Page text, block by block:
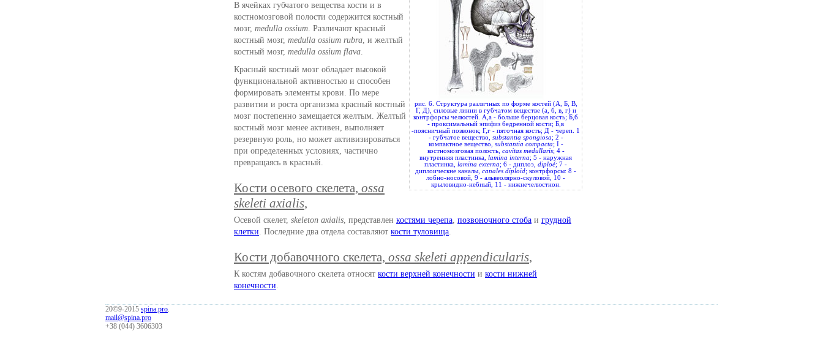
рис. 6. Структура различных по форме костей (А, Б, В,
Г, Д), силовые линии в губчатом веществе (а, б, в, г) и
контрфорсы челюстей. А,а - больше берцовая кость; Б,б
- проксимальный эпифиз бедренной кости; Б,в
-поясничный позвонок; Г,г - пяточная кость; Д - череп. 1
- губчатое вещество, substantia spongiosa; 2 -
компактное вещество, substantia compacta; I -
костномозговая полость, cavitas medullaris; 4 -
внутренняя пластинка, lamina interna; 5 - наружная
пластинка, lamina externa; 6 - диплоэ, diploé; 7 -
диплоическне каналы, canales diploid; контрфорсы: 8 -
лобно-носовой, 9 - альвеолярно-скуловой, 10 -
крыловидно-небиый, 11 - нижнечелюстнон.
В ячейках губчатого вещества кости и в
костномозговой полости содержится костный
мозг, medulla ossium. Различают красный
костный мозг, medulla ossium rubra, и желтый
костный мозг, medulla ossium flava.
Красный костный мозг обладает высокой
функциональной активностью и способен
формировать элементы крови. По мере
развитии и роста организма красный костный
мозг постепенно замещается желтым. Желтый
костный мозг менее активен, выполняет
резервную роль, но может активизироваться
при определенных условиях, частично
превращаясь в красный.
Кости осевого скелета, ossa
skeleti axialis,
Осевой скелет, skeleton axialis, представлен костями черепа, позвоночного стоба и грудной
клетки. Последние два отдела составляют кости туловища.
Кости добавочного скелета, ossa skeleti appendicularis,
К костям добавочного скелета относят кости верхней конечности и кости нижней
конечности.
20©9-2015 spina.pro.
mail@spina.pro
+38 (044) 3606303